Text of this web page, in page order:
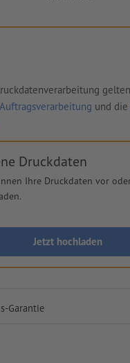
und die
Druckdaten
Ihre Druckdaten vor
Jetzt hochladen
Garantie